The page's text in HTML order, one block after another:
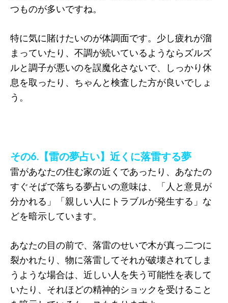
つものが多いですね。
特に気に賭けたいのが体調面です。少し疲れが溜
まっていたり、不調が続いているようならズルズ
ルと調子が悪いのを誤魔化さないで、しっかり休
息を取ったり、ちゃんと検査した方が良いでしょ
う。
その6.【雷の夢占い】近くに落雷する夢
雷があなたの住む家の近くであったり、あなたの
すぐそばで落ちる夢占いの意味は、「人と意見が
分かれる」「親しい人にトラブルが発生する」な
どを暗示しています。
あなたの目の前で、落雷のせいで木が真っ二つに
裂かれたり、物に落雷してそれが破壊されてしま
うような場合は、近しい人を失う可能性を表して
いたり、それほどの精神的ショックを受けること